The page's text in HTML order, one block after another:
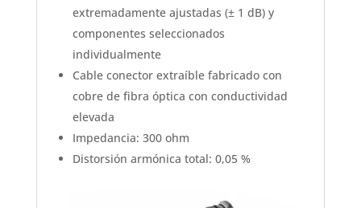
extremadamente ajustadas (± 1 dB) y
componentes seleccionados
individualmente
Cable conector extraíble fabricado con
cobre de fibra óptica con conductividad
elevada
Impedancia: 300 ohm
Distorsión armónica total: 0,05 %